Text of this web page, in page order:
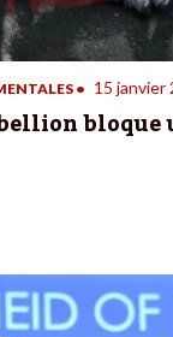
• 15 janvier
bloque